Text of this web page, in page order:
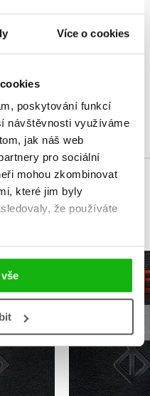
Více o cookies
poskytování funkcí
návštěvnosti využíváme
jak náš web
pro sociální
mohou zkombinovat
které jim byly
že používáte
uživatelská hodnocení.
registrovaní uživatelé
ZAJÍMAT
14
Miura
Berserk